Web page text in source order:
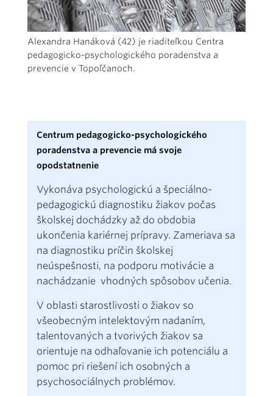
Alexandra Hanáková (42) je riaditeľkou Centra
pedagogicko-psychologického poradenstva a
prevencie v Topoľčanoch.
Centrum pedagogicko-psychologického
poradenstva a prevencie má svoje
opodstatnenie
Vykonáva psychologickú a špeciálno-
pedagogickú diagnostiku žiakov počas
školskej dochádzky až do obdobia
ukončenia kariérnej prípravy. Zameriava sa
na diagnostiku príčin školskej
neúspešnosti, na podporu motivácie a
nachádzanie vhodných spôsobov učenia.
V oblasti starostlivosti o žiakov so
všeobecným intelektovým nadaním,
talentovaných a tvorivých žiakov sa
orientuje na odhaľovanie ich potenciálu a
pomoc pri riešení ich osobných a
psychosociálnych problémov.